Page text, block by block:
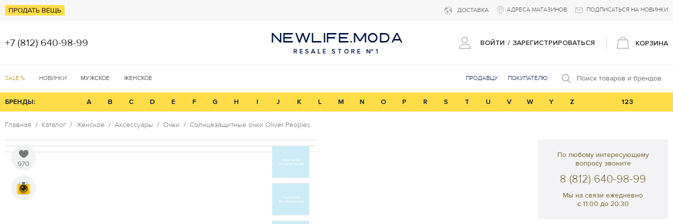
ПРОДАТЬ ВЕЩЬ ДОСТАВКА АДРЕСА МАГАЗИНОВ ПОДПИСАТЬСЯ НА НОВИНКИ
+7 (812) 640-98-99 NEWLIFE.MODA
RESALE STORE №1
ВОЙТИ / ЗАРЕГИСТРИРОВАТЬСЯ КОРЗИНА
SALE % НОВИНКИ МУЖСКОЕ ЖЕНСКОЕ ПРОДАВЦУ ПОКУПАТЕЛЮ Поиск товаров и брендов
БРЕНДЫ: A B C D E F G H I J K L M N O P R S T U V W Y Z 123
Главная Каталог Женское Аксессуары Очки Солнцезащитные очки Oliver Peoples
970
По любому интересующему
вопросу звоните
8 (812) 640-98-99
Мы на связи ежедневно
с 11:00 до 20:30